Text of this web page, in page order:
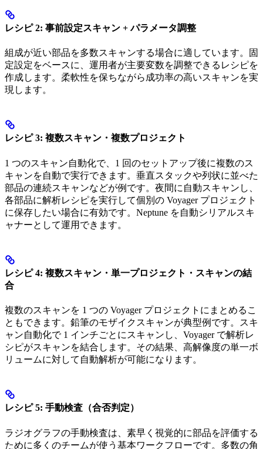
レシピ 2: 事前設定スキャン + パラメータ調整
組成が近い部品を多数スキャンする場合に適しています。固
定設定をベースに、運用者が主要変数を調整できるレシピを
作成します。柔軟性を保ちながら成功率の高いスキャンを実
現します。
レシピ 3: 複数スキャン・複数プロジェクト
1 つのスキャン自動化で、1 回のセットアップ後に複数のス
キャンを自動で実行できます。垂直スタックや列状に並べた
部品の連続スキャンなどが例です。夜間に自動スキャンし、
各部品に解析レシピを実行して個別の Voyager プロジェクト
に保存したい場合に有効です。Neptune を自動シリアルスキ
ャナーとして運用できます。
レシピ 4: 複数スキャン・単一プロジェクト・スキャンの結
合
複数のスキャンを 1 つの Voyager プロジェクトにまとめるこ
ともできます。鉛筆のモザイクスキャンが典型例です。スキ
ャン自動化で 1 インチごとにスキャンし、Voyager で解析レ
シピがスキャンを結合します。その結果、高解像度の単一ボ
リュームに対して自動解析が可能になります。
レシピ 5: 手動検査（合否判定）
ラジオグラフの手動検査は、素早く視覚的に部品を評価する
ために多くのチームが使う基本ワークフローです。多数の角